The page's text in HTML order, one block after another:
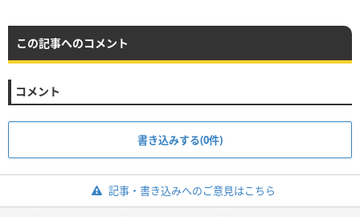
この記事へのコメント
コメント
書き込みする(0件)
記事・書き込みへのご意見はこちら